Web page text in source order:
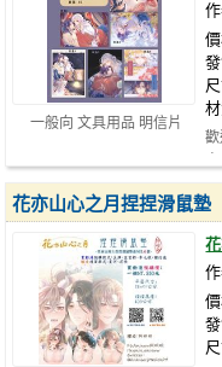
一般向 文具用品 明信片
花亦山心之月捏捏滑鼠墊
作